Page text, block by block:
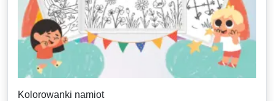
Kolorowanki namiot